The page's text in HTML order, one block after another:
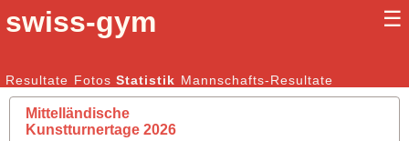
swiss-gym ☰
Kunstturnen Männer | Kunstturnen Frauen
Resultate Fotos Statistik Mannschafts-Resultate
Mittelländische
Kunstturnertage 2026